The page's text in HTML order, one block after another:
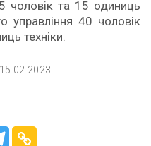
чоловік та 15 одиниць
управління 40 чоловік
техніки.
15.02.2023